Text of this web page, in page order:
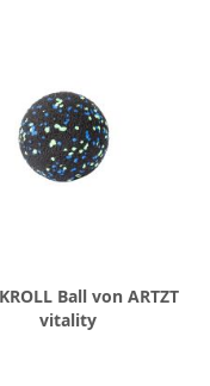
Ball von ARTZT
vitality